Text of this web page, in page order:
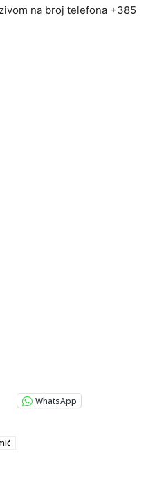
na broj telefona +385
WhatsApp